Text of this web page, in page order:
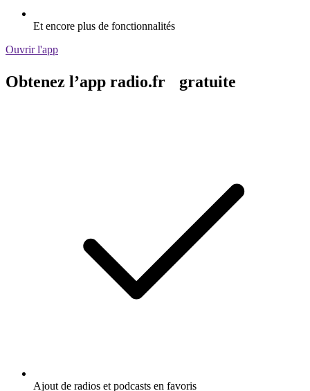
Et encore plus de fonctionnalités
Ouvrir l'app
Obtenez l’app radio.fr gratuite
Ajout de radios et podcasts en favoris